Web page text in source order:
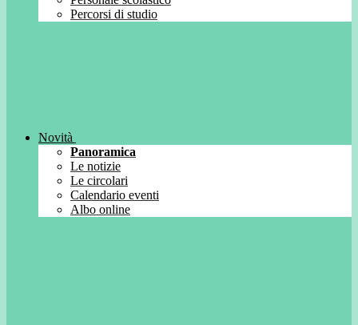
Percorsi di studio
Novità
Panoramica
Le notizie
Le circolari
Calendario eventi
Albo online